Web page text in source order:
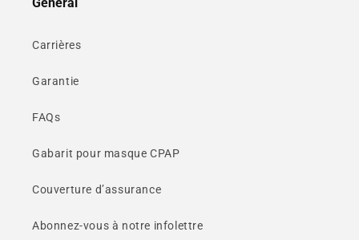
Carrières
Garantie
FAQs
Gabarit pour masque CPAP
Couverture d’assurance
Abonnez-vous à notre infolettre